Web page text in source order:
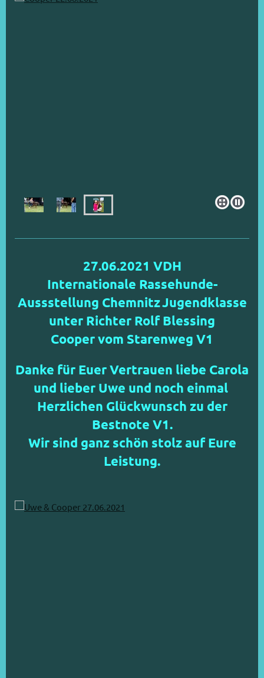
27.06.2021 VDH
Internationale Rassehunde-
Aussstellung ChemnitzJugendklasse
unter Richter Rolf Blessing
Cooper vom Starenweg V1
Danke für Euer Vertrauen liebe Carola
und lieber Uwe und noch einmal
Herzlichen Glückwunsch zu der
Bestnote V1.
Wir sind ganz schön stolz auf Eure
Leistung.